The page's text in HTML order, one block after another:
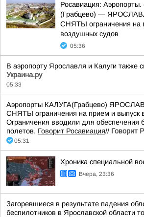
Росавиация:
(Грабцево) —
СНЯТЫ ограничения на
воздушных судов
05:36
В аэропорту Ярославля и Калуги также
Украина.ру
05:33
Аэропорты КАЛУГА(Грабцево)
СНЯТЫ ограничения на прием и выпуск
Ограничения вводили для обеспечения
полетов. Говорит Росавиация// Говорит
05:31
Хроника специальной
Вчера, 23:36
Загоревшиеся в результате падения
беспилотников в Ярославской области